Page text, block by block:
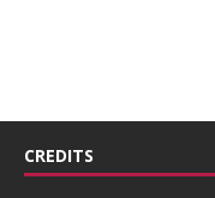
CREDITS